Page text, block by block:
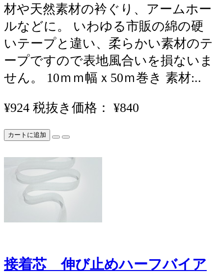
材や天然素材の衿ぐり、アームホー
ルなどに。 いわゆる市販の綿の硬
いテープと違い、柔らかい素材のテ
ープですので表地風合いを損ないま
せん。 10ｍｍ幅ｘ50ｍ巻き 素材:..
¥924 税抜き価格： ¥840
カートに追加
接着芯 伸び止めハーフバイア